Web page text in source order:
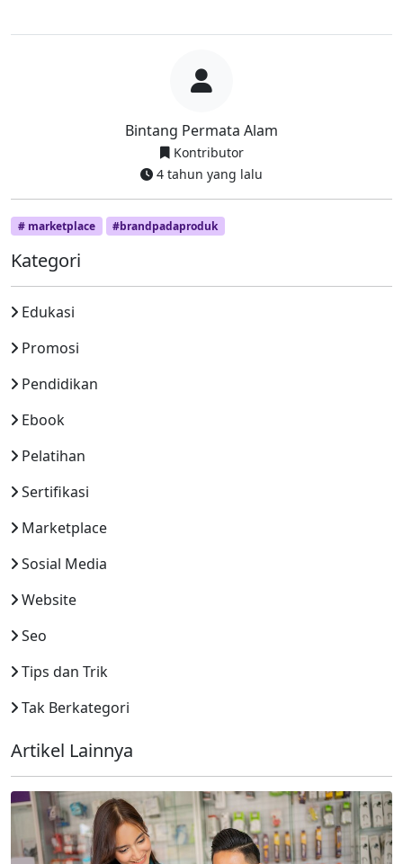
Bintang Permata Alam
Kontributor
4 tahun yang lalu
# marketplace #brandpadaproduk
Kategori
Edukasi
Promosi
Pendidikan
Ebook
Pelatihan
Sertifikasi
Marketplace
Sosial Media
Website
Seo
Tips dan Trik
Tak Berkategori
Artikel Lainnya